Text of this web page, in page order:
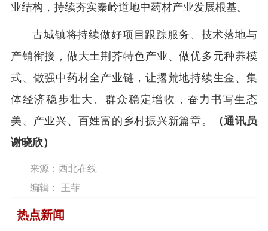
业结构，持续夯实秦岭道地中药材产业发展根基。
古城镇将持续做好项目跟踪服务、技术落地与
产销衔接，做大土荆芥特色产业、做优多元种养模
式、做强中药材全产业链，让撂荒地持续生金、集
体经济稳步壮大、群众稳定增收，奋力书写生态
美、产业兴、百姓富的乡村振兴新篇章。
（通讯员
谢晓欣）
来源：西北在线
编辑： 王菲
热点新闻